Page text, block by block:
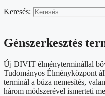
Keresés:
Génszerkesztés
Új DIVIT élményterminállal
Tudományos Élményközpont
terminál a búza nemesítés,
három módszerével ismerteti